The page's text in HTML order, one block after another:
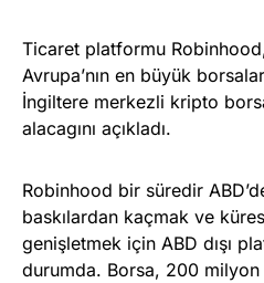
Ticaret platformu
Avrupa’nın en büyük
İngiltere merkezli kripto
alacagını açıkladı.
Robinhood bir süredir
baskılardan kaçmak ve
genişletmek için ABD dışı
durumda. Borsa, 200 milyon